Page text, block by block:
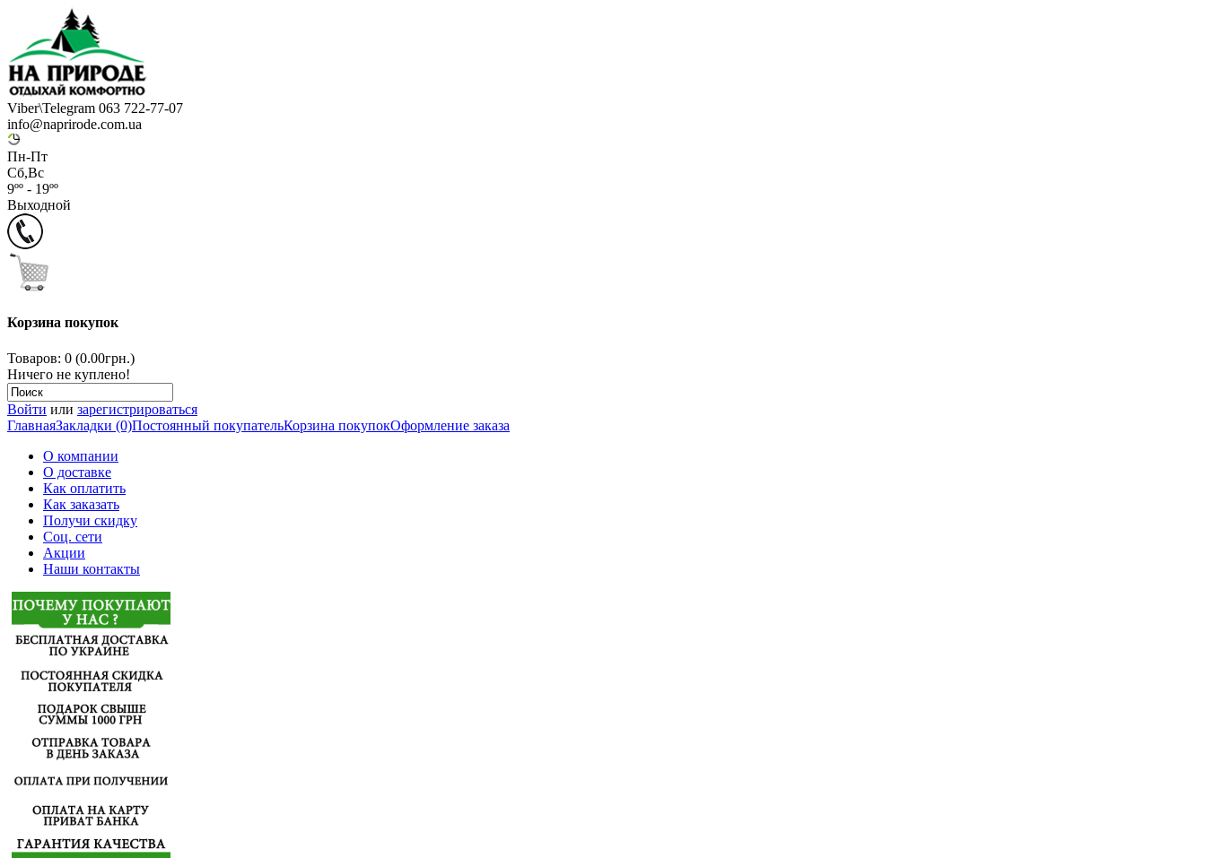
Viber\Telegram 063 722-77-07
info@naprirode.com.ua
Пн-Пт
Сб,Вс
9ºº - 19ºº
Выходной
Корзина покупок
Товаров: 0 (0.00грн.)
Ничего не куплено!
Войти или зарегистрироваться
ГлавнаяЗакладки (0)Постоянный покупательКорзина покупокОформление заказа
О компании
О доставке
Как оплатить
Как заказать
Получи скидку
Соц. сети
Акции
Наши контакты